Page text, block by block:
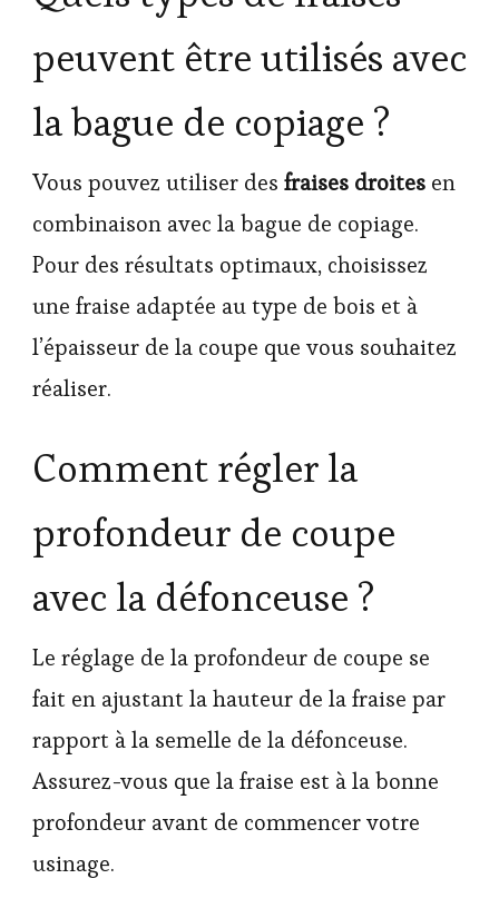
peuvent être utilisés avec
la bague de copiage ?
Vous pouvez utiliser des fraises droites en
combinaison avec la bague de copiage.
Pour des résultats optimaux, choisissez
une fraise adaptée au type de bois et à
l’épaisseur de la coupe que vous souhaitez
réaliser.
Comment régler la
profondeur de coupe
avec la défonceuse ?
Le réglage de la profondeur de coupe se
fait en ajustant la hauteur de la fraise par
rapport à la semelle de la défonceuse.
Assurez-vous que la fraise est à la bonne
profondeur avant de commencer votre
usinage.